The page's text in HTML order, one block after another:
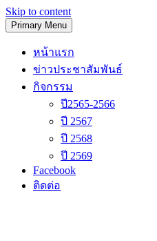
Skip to content
Primary Menu
หน้าแรก
ข่าวประชาสัมพันธ์
กิจกรรม
ปี2565-2566
ปี 2567
ปี 2568
ปี 2569
Facebook
ติดต่อ